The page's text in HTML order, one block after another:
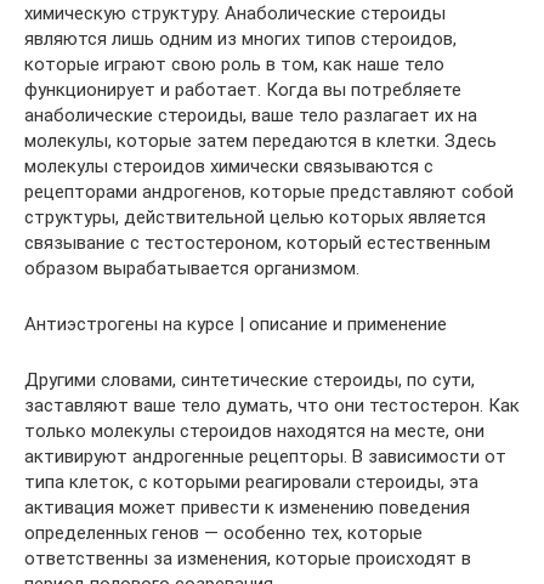
химическую структуру. Анаболические стероиды
являются лишь одним из многих типов стероидов,
которые играют свою роль в том, как наше тело
функционирует и работает. Когда вы потребляете
анаболические стероиды, ваше тело разлагает их на
молекулы, которые затем передаются в клетки. Здесь
молекулы стероидов химически связываются с
рецепторами андрогенов, которые представляют собой
структуры, действительной целью которых является
связывание с тестостероном, который естественным
образом вырабатывается организмом.
Антиэстрогены на курсе | описание и применение
Другими словами, синтетические стероиды, по сути,
заставляют ваше тело думать, что они тестостерон. Как
только молекулы стероидов находятся на месте, они
активируют андрогенные рецепторы. В зависимости от
типа клеток, с которыми реагировали стероиды, эта
активация может привести к изменению поведения
определенных генов — особенно тех, которые
ответственны за изменения, которые происходят в